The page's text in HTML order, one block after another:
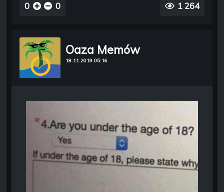
0 0 1 264
Oaza Memów
18.11.2019 05:16